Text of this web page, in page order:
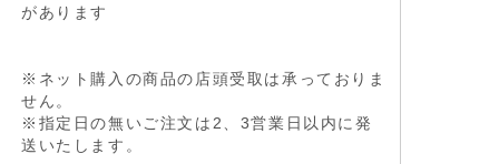
があります
※ネット購入の商品の店頭受取は承っておりま
せん。
※指定日の無いご注文は2、3営業日以内に発
送いたします。